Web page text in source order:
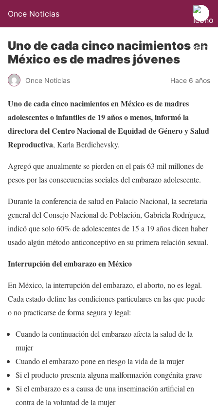
Once Noticias
Uno de cada cinco nacimientos en
México es de madres jóvenes
Once Noticias Hace 6 años
Uno de cada cinco nacimientos en México es de madres
adolescentes o infantiles de 19 años o menos, informó la
directora del Centro Nacional de Equidad de Género y Salud
Reproductiva, Karla Berdichevsky.
Agregó que anualmente se pierden en el país 63 mil millones de
pesos por las consecuencias sociales del embarazo adolescente.
Durante la conferencia de salud en Palacio Nacional, la secretaria
general del Consejo Nacional de Población, Gabriela Rodríguez,
indicó que solo 60% de adolescentes de 15 a 19 años dicen haber
usado algún método anticonceptivo en su primera relación sexual.
Interrupción del embarazo en México
En México, la interrupción del embarazo, el aborto, no es legal.
Cada estado define las condiciones particulares en las que puede
o no practicarse de forma segura y legal:
Cuando la continuación del embarazo afecta la salud de la
mujer
Cuando el embarazo pone en riesgo la vida de la mujer
Si el producto presenta alguna malformación congénita grave
Si el embarazo es a causa de una inseminación artificial en
contra de la voluntad de la mujer